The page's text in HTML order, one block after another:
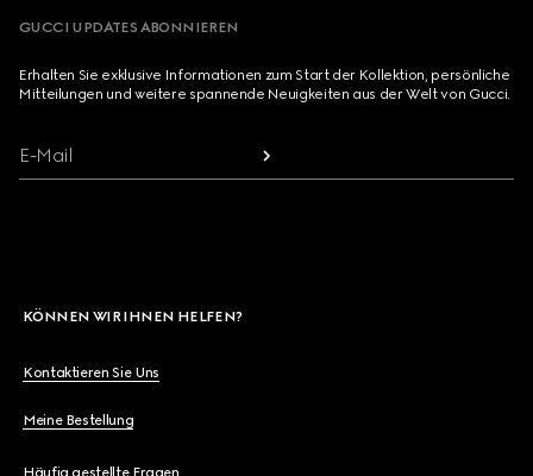
GUCCI UPDATES ABONNIEREN
Erhalten Sie exklusive Informationen zum Start der Kollektion, persönliche
Mitteilungen und weitere spannende Neuigkeiten aus der Welt von Gucci.
E-Mail
KÖNNEN WIR IHNEN HELFEN?
Kontaktieren Sie Uns
Meine Bestellung
Häufig gestellte Fragen